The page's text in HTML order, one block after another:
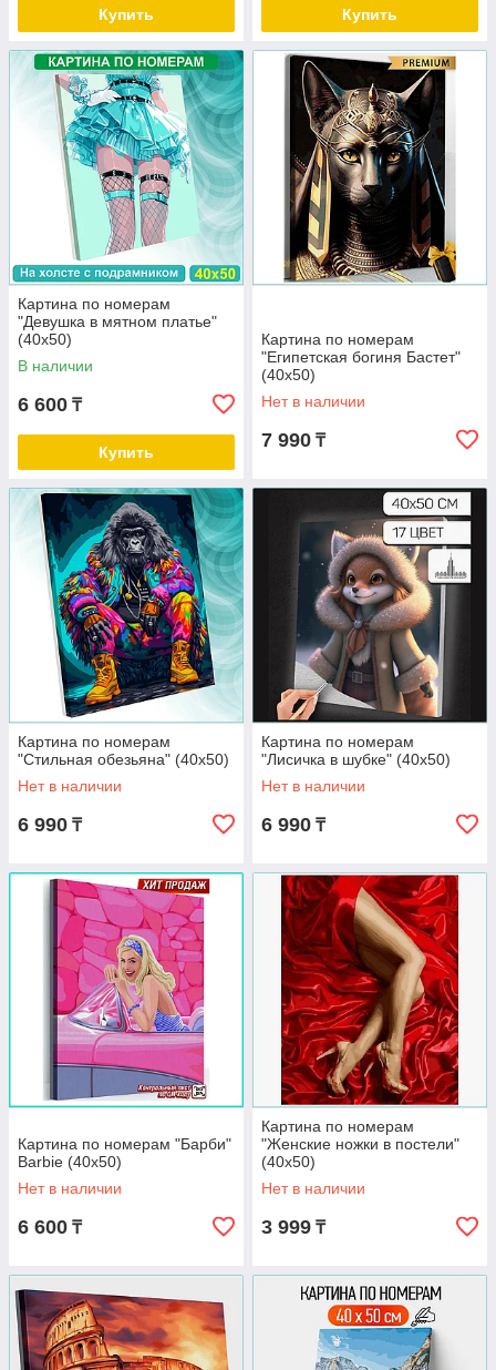
Купить Купить
Картина по номерам
"Девушка в мятном платье"
(40х50)
В наличии
6 600 ₸
Купить
Картина по номерам
"Египетская богиня Бастет"
(40х50)
Нет в наличии
7 990 ₸
Картина по номерам
"Стильная обезьяна" (40х50)
Нет в наличии
6 990 ₸
Картина по номерам
"Лисичка в шубке" (40х50)
Нет в наличии
6 990 ₸
Картина по номерам "Барби"
Barbie (40х50)
Нет в наличии
6 600 ₸
Картина по номерам
"Женские ножки в постели"
(40х50)
Нет в наличии
3 999 ₸